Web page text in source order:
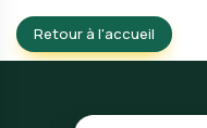
Retour à l'accueil